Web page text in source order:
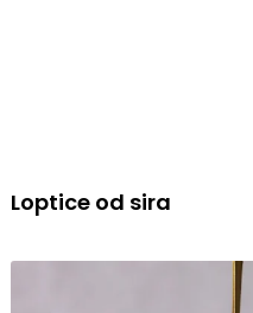
Loptice od sira